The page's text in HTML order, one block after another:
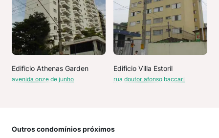
Edificio Athenas Garden
avenida onze de junho
Edificio Villa Estoril
rua doutor afonso baccari
Outros condomínios próximos